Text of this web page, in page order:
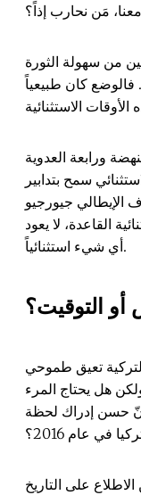
من سهولة الثورة
فالوضع كان طبيعياً
ورابعة العدوية
سمح بتدابير
الإيطالي جيورجيو
القاعدة، لا يعود
أي شيء استثنائياً.
أو التوقيت؟
تعيق طموحي
هل يحتاج المرء
حسن إدراك لحظة
على التاريخ